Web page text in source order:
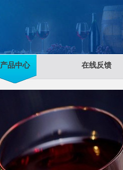
产品中心 在线反馈